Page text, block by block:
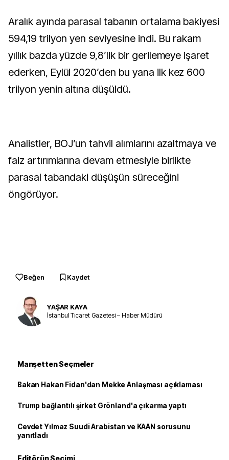
Aralık ayında parasal tabanın ortalama bakiyesi
594,19 trilyon yen seviyesine indi. Bu rakam
yıllık bazda yüzde 9,8’lik bir gerilemeye işaret
ederken, Eylül 2020’den bu yana ilk kez 600
trilyon yenin altına düşüldü.
Analistler, BOJ’un tahvil alımlarını azaltmaya ve
faiz artırımlarına devam etmesiyle birlikte
parasal tabandaki düşüşün süreceğini
öngörüyor.
Beğen Kaydet
YAŞAR KAYA
İstanbul Ticaret Gazetesi – Haber Müdürü
Manşetten Seçmeler
Bakan Hakan Fidan'dan Mekke Anlaşması açıklaması
Trump bağlantılı şirket Grönland'a çıkarma yaptı
Cevdet Yılmaz Suudi Arabistan ve KAAN sorusunu
yanıtladı
Editörün Seçimi